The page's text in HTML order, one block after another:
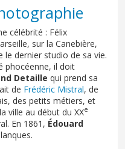
célébrité : Félix
sur la Canebière,
dernier studio de sa vie.
phocéenne, il doit
Detaille qui prend sa
de Frédéric Mistral, de
des petits métiers, et
ville au début du XXe
En 1861, Édouard